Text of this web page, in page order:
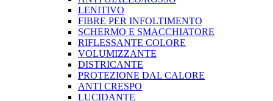
LENITIVO
FIBRE PER INFOLTIMENTO
SCHERMO E SMACCHIATORE
RIFLESSANTE COLORE
VOLUMIZZANTE
DISTRICANTE
PROTEZIONE DAL CALORE
ANTI CRESPO
LUCIDANTE